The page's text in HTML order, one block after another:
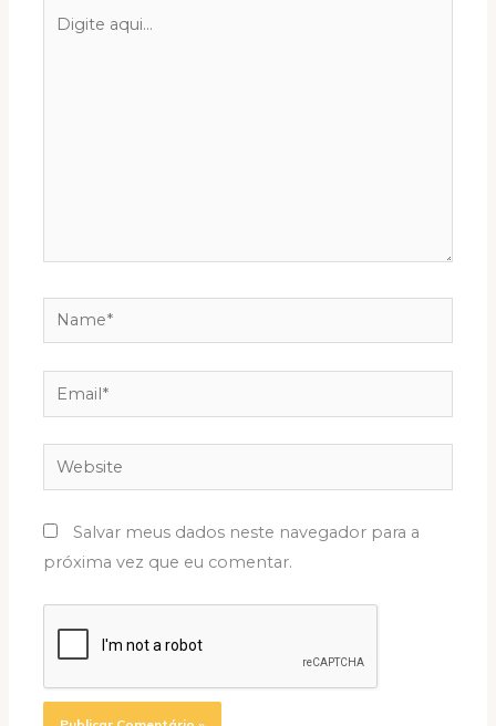
aqui...
Name*
Email*
Website
Salvar meus dados neste navegador para a
próxima vez que eu comentar.